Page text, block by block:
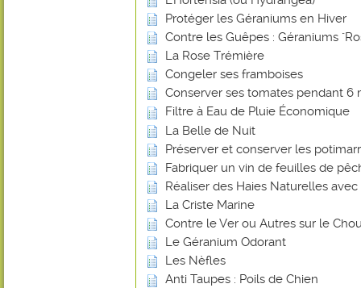
Protéger les Géraniums en Hiver
Contre les Guêpes : Géraniums
La Rose Trémière
Congeler ses framboises
Conserver ses tomates pendant 6
Filtre à Eau de Pluie Économique
La Belle de Nuit
Préserver et conserver les
Fabriquer un vin de feuilles de
Réaliser des Haies Naturelles
La Criste Marine
Contre le Ver ou Autres sur le
Le Géranium Odorant
Les Nèfles
Anti Taupes : Poils de Chien